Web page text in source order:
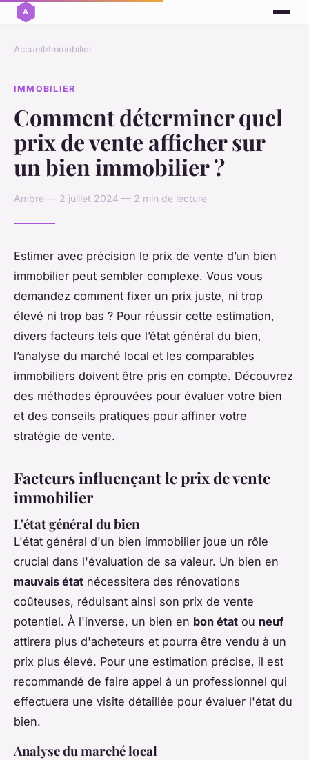
Accueil›Immobilier
IMMOBILIER
Comment déterminer quel
prix de vente afficher sur
un bien immobilier ?
Ambre — 2 juillet 2024 — 2 min de lecture
Estimer avec précision le prix de vente d’un bien
immobilier peut sembler complexe. Vous vous
demandez comment fixer un prix juste, ni trop
élevé ni trop bas ? Pour réussir cette estimation,
divers facteurs tels que l’état général du bien,
l’analyse du marché local et les comparables
immobiliers doivent être pris en compte. Découvrez
des méthodes éprouvées pour évaluer votre bien
et des conseils pratiques pour affiner votre
stratégie de vente.
Facteurs influençant le prix de vente
immobilier
L'état général du bien
L'état général d'un bien immobilier joue un rôle
crucial dans l'évaluation de sa valeur. Un bien en
mauvais état nécessitera des rénovations
coûteuses, réduisant ainsi son prix de vente
potentiel. À l'inverse, un bien en bon état ou neuf
attirera plus d'acheteurs et pourra être vendu à un
prix plus élevé. Pour une estimation précise, il est
recommandé de faire appel à un professionnel qui
effectuera une visite détaillée pour évaluer l'état du
bien.
Analyse du marché local